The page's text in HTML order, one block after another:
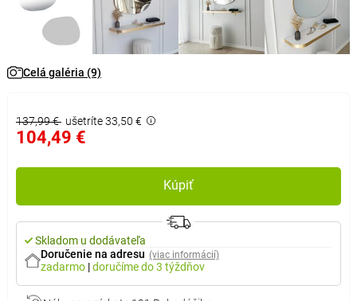
Celá galéria (9)
137,99 € ušetríte 33,50 €
104,49 €
Kúpiť
Skladom u dodávateľa
Doručenie na adresu (viac informácií)
zadarmo |doručímedo 3 týždňov